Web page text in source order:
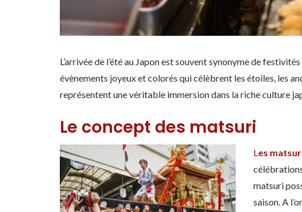
L’arrivée de l’été au Japon est souvent synonyme de
évènements joyeux et colorés qui célèbrent les étoiles, les
représentent une véritable immersion dans la riche culture
Le concept des matsuri
Les
matsuri
saison. A